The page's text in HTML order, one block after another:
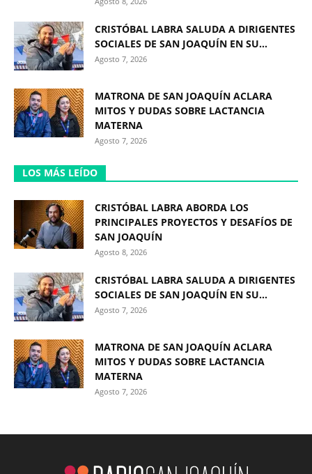
CRISTÓBAL LABRA SALUDA A DIRIGENTES
SOCIALES DE SAN JOAQUÍN EN SU...
Agosto 7, 2026
MATRONA DE SAN JOAQUÍN ACLARA
MITOS Y DUDAS SOBRE LACTANCIA
MATERNA
Agosto 7, 2026
LOS MÁS LEÍDO
CRISTÓBAL LABRA ABORDA LOS
PRINCIPALES PROYECTOS Y DESAFÍOS DE
SAN JOAQUÍN
Agosto 8, 2026
CRISTÓBAL LABRA SALUDA A DIRIGENTES
SOCIALES DE SAN JOAQUÍN EN SU...
Agosto 7, 2026
MATRONA DE SAN JOAQUÍN ACLARA
MITOS Y DUDAS SOBRE LACTANCIA
MATERNA
Agosto 7, 2026